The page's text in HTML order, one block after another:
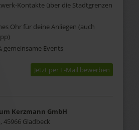
Kontakte über die Stadtgrenzen
Ohr für deine Anliegen (auch
gemeinsame Events
Jetzt per E-Mail bewerben
Kerzmann GmbH
45966 Gladbeck